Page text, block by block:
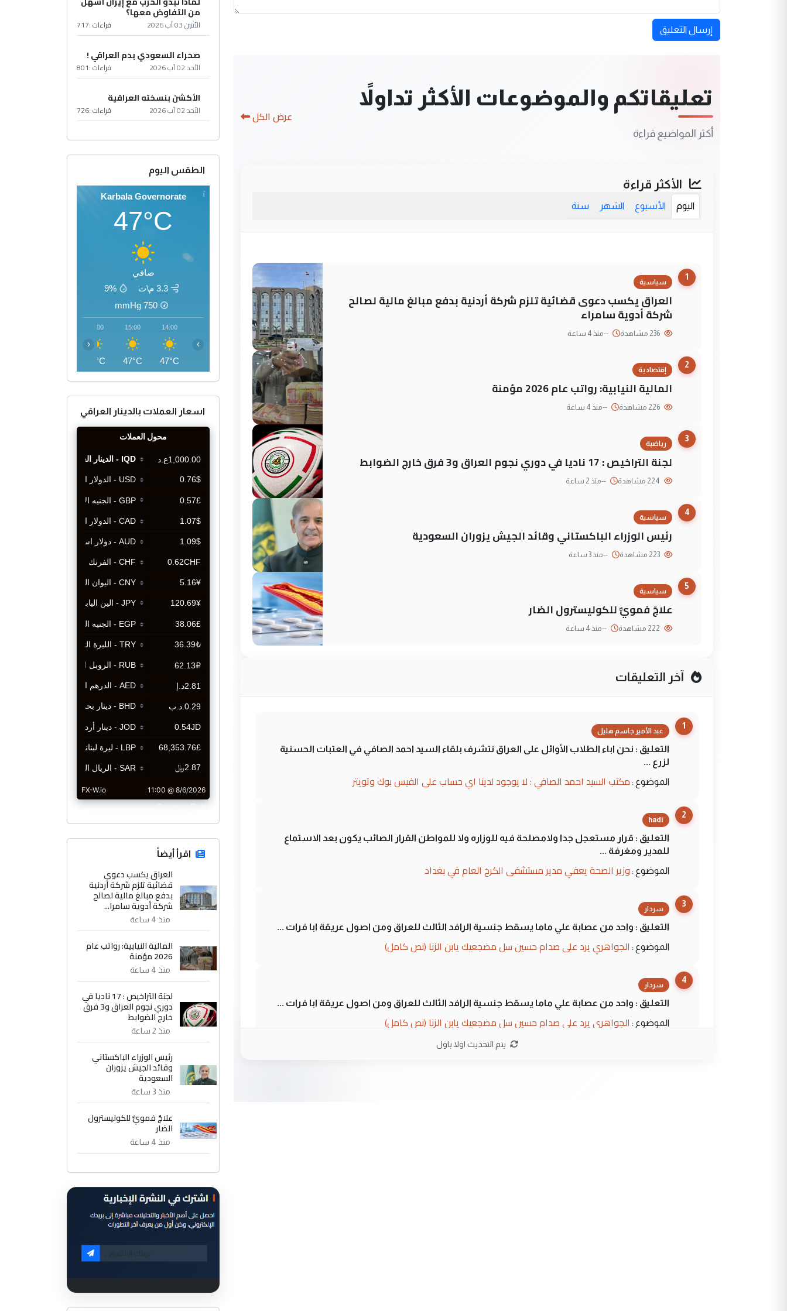
إرسال التعليق
تعليقاتكم والموضوعات الأكثر تداولاً
أكثر المواضيع قراءة
عرض الكل
الأكثر قراءة
اليوم الأسبوع الشهر سنة
1
سياسية
العراق يكسب دعوى قضائية تلزم شركة أردنية بدفع مبالغ مالية لصالح
شركة أدوية سامراء
--منذ 4 ساعة
2
إقتصادية
المالية النيابية: رواتب عام 2026 مؤمنة
--منذ 4 ساعة
3
رياضية
لجنة التراخيص : 17 ناديا في دوري نجوم العراق و3 فرق خارج الضوابط
--منذ 2 ساعة
4
سياسية
رئيس الوزراء الباكستاني وقائد الجيش يزوران السعودية
--منذ 3 ساعة
5
سياسية
علاجٌ فمويٌّ للكوليسترول الضار
--منذ 4 ساعة
آخر التعليقات
1
عبد الأمير جاسم هليل
التعليق : نحن اباء الطلاب الأوائل على العراق نتشرف بلقاء السيد احمد الصافي في العتبات الحسنية
لزرع ...
الموضوع : مكتب السيد احمد الصافي : لا يوجود لدينا اي حساب على الفيس بوك وتويتر
2
hadi
التعليق : قرار مستعجل جدا ولامصلحة فيه للوزاره ولا للمواطن القرار الصائب يكون بعد الاستماع
للمدير ومغرفة ...
الموضوع : وزير الصحة يعفي مدير مستشفى الكرخ العام في بغداد
3
سردار
التعليق : واحد من عصابة علي ماما يسقط جنسية الرافد الثالث للعراق ومن اصول عريقة ابا فرات ...
الموضوع : الجواهري يرد على صدام حسين سل مضجعيك يابن الزنا (نص كامل)
4
سردار
التعليق : واحد من عصابة علي ماما يسقط جنسية الرافد الثالث للعراق ومن اصول عريقة ابا فرات ...
الموضوع : الجواهري يرد على صدام حسين سل مضجعيك يابن الزنا (نص كامل)
يتم التحديث اولا باول
من التفاوض معها؟
الأثنين 03 آب 2026 قراءات :717
صحراء السعودي بدم العراقي !
الأحد 02 آب 2026 قراءات :801
الأكشن بنسخته العراقية
الأحد 02 آب 2026 قراءات :726
الطقس اليوم
Karbala Governorate
47°C
صافي
3.3 م\ث
9%
750
mmHg
14:00
47°C
15:00
47°C
16:00
47°C
‹ ›
اسعار العملات بالدينار العراقي
CurrencyRate
اقرأ أيضاً
العراق يكسب دعوى
قضائية تلزم شركة أردنية
بدفع مبالغ مالية لصالح
شركة أدوية سامرا...
منذ 4 ساعة
المالية النيابية: رواتب عام
2026 مؤمنة
منذ 4 ساعة
لجنة التراخيص : 17 ناديا في
دوري نجوم العراق و3 فرق
خارج الضوابط
منذ 2 ساعة
رئيس الوزراء الباكستاني
وقائد الجيش يزوران
السعودية
منذ 3 ساعة
علاجٌ فمويٌّ للكوليسترول
الضار
منذ 4 ساعة